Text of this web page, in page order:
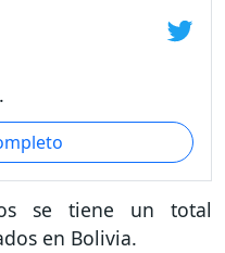
se tiene un total
en Bolivia.